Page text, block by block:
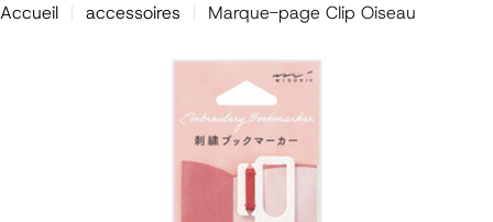
Accueil accessoires Marque-page Clip Oiseau